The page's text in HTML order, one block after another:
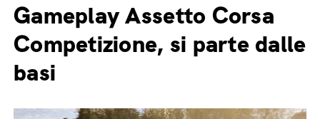
Gameplay Assetto Corsa
Competizione, si parte dalle
basi